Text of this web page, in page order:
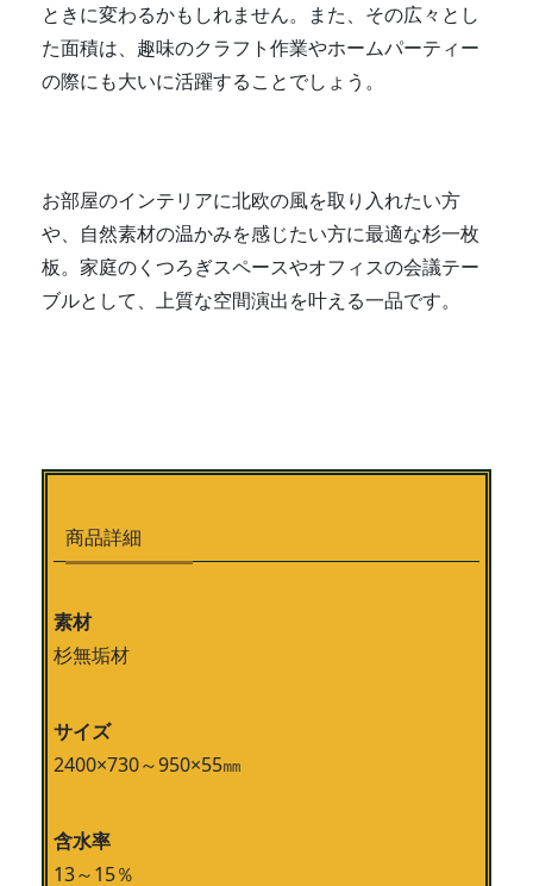
ときに変わるかもしれません。また、その広々とし
た面積は、趣味のクラフト作業やホームパーティー
の際にも大いに活躍することでしょう。
お部屋のインテリアに北欧の風を取り入れたい方
や、自然素材の温かみを感じたい方に最適な杉一枚
板。家庭のくつろぎスペースやオフィスの会議テー
ブルとして、上質な空間演出を叶える一品です。
商品詳細
素材
杉無垢材
サイズ
2400×730～950×55㎜
含水率
13～15％